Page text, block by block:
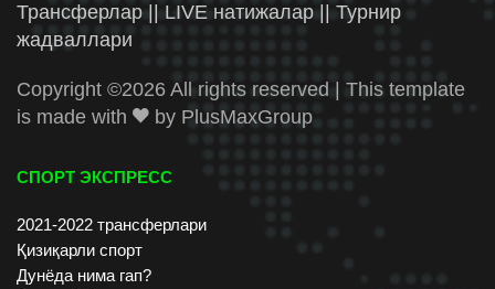
Трансферлар || LIVE натижалар || Турнир
жадваллари
Copyright ©2026 All rights reserved | This template
is made with
by PlusMaxGroup
СПОРТ ЭКСПРЕСС
2021-2022 трансферлари
Қизиқарли спорт
Дунёда нима гап?